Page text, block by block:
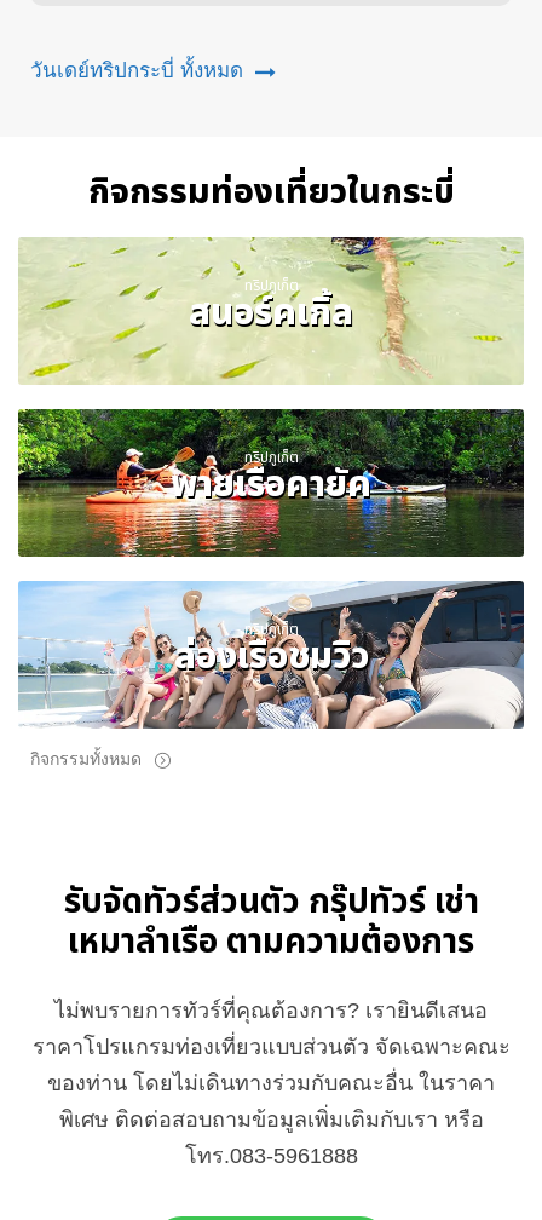
วันเดย์ทริปกระบี่ ทั้งหมด
กิจกรรมท่องเที่ยวในกระบี่
ทริปภูเก็ต
สนอร์คเกิ้ล
ทริปภูเก็ต
พายเรือคายัค
ทริปภูเก็ต
ล่องเรือชมวิว
กิจกรรมทั้งหมด
รับจัดทัวร์ส่วนตัว กรุ๊ปทัวร์ เช่า
เหมาลำเรือ ตามความต้องการ
ไม่พบรายการทัวร์ที่คุณต้องการ? เรายินดีเสนอ
ราคาโปรแกรมท่องเที่ยวแบบส่วนตัว จัดเฉพาะคณะ
ของท่าน โดยไม่เดินทางร่วมกับคณะอื่น ในราคา
พิเศษ ติดต่อสอบถามข้อมูลเพิ่มเติมกับเรา หรือ
โทร.083-5961888